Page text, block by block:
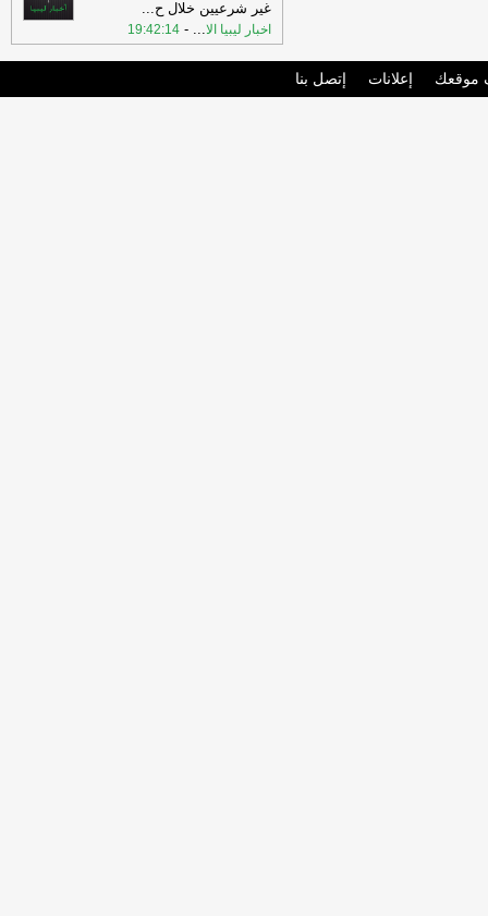
غير شرعيين خلال ح...
اخبار ليبيا الا...
-
19:42:14
موقعك إعلانات إتصل بنا